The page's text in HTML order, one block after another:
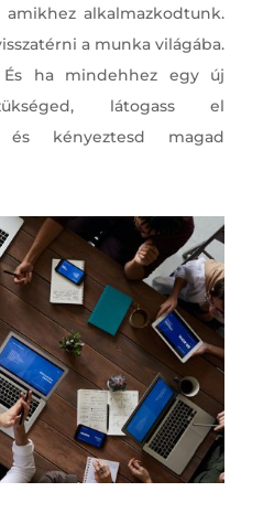
alkalmazkodtunk.
a munka világába.
ha mindehhez egy új
látogass el
és kényeztesd magad